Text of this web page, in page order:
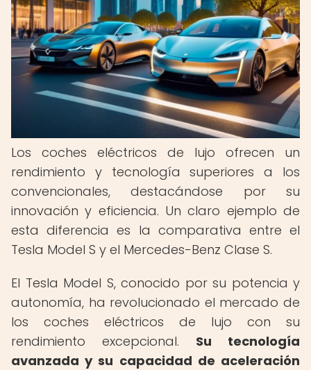
Los coches eléctricos de lujo ofrecen un
rendimiento y tecnología superiores a los
convencionales, destacándose por su
innovación y eficiencia. Un claro ejemplo de
esta diferencia es la comparativa entre el
Tesla Model S y el Mercedes-Benz Clase S.
El Tesla Model S, conocido por su potencia y
autonomía, ha revolucionado el mercado de
los coches eléctricos de lujo con su
rendimiento excepcional. Su tecnología
avanzada y su capacidad de aceleración